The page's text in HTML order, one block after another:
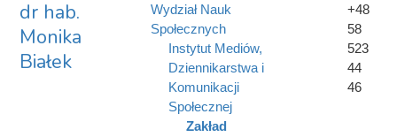
dr hab.
Monika
Białek
+48
58
523
44
46
Wydział Nauk
Społecznych
Instytut Mediów,
Dziennikarstwa i
Komunikacji
Społecznej
Zakład